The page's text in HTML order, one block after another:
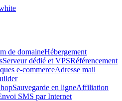
de domaineHébergement
Serveur dédié et VPSRéférencement
e-commerceAdresse mail
Sauvegarde en ligneAffiliation
SMS par Internet